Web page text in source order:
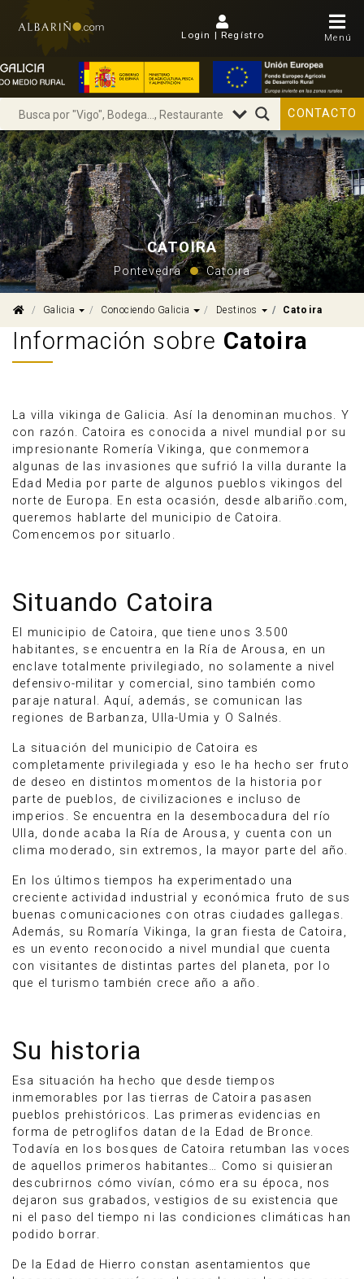
Login | Regístro Menú
CONTACTO
CATOIRA
Pontevedra Catoira
Galicia Dropdown
Conociendo Galicia Dropdown
Destinos Dropdown
Catoira
Información sobre Catoira
La villa vikinga de Galicia. Así la denominan muchos. Y
con razón. Catoira es conocida a nivel mundial por su
impresionante Romería Vikinga, que conmemora
algunas de las invasiones que sufrió la villa durante la
Edad Media por parte de algunos pueblos vikingos del
norte de Europa. En esta ocasión, desde albariño.com,
queremos hablarte del municipio de Catoira.
Comencemos por situarlo.
Situando Catoira
El municipio de Catoira, que tiene unos 3.500
habitantes, se encuentra en la Ría de Arousa, en un
enclave totalmente privilegiado, no solamente a nivel
defensivo-militar y comercial, sino también como
paraje natural. Aquí, además, se comunican las
regiones de Barbanza, Ulla-Umia y O Salnés.
La situación del municipio de Catoira es
completamente privilegiada y eso le ha hecho ser fruto
de deseo en distintos momentos de la historia por
parte de pueblos, de civilizaciones e incluso de
imperios. Se encuentra en la desembocadura del río
Ulla, donde acaba la Ría de Arousa, y cuenta con un
clima moderado, sin extremos, la mayor parte del año.
En los últimos tiempos ha experimentado una
creciente actividad industrial y económica fruto de sus
buenas comunicaciones con otras ciudades gallegas.
Además, su Romaría Vikinga, la gran fiesta de Catoira,
es un evento reconocido a nivel mundial que cuenta
con visitantes de distintas partes del planeta, por lo
que el turismo también crece año a año.
Su historia
Esa situación ha hecho que desde tiempos
inmemorables por las tierras de Catoira pasasen
pueblos prehistóricos. Las primeras evidencias en
forma de petroglifos datan de la Edad de Bronce.
Todavía en los bosques de Catoira retumban las voces
de aquellos primeros habitantes… Como si quisieran
descubrirnos cómo vivían, cómo era su época, nos
dejaron sus grabados, vestigios de su existencia que
ni el paso del tiempo ni las condiciones climáticas han
podido borrar.
De la Edad de Hierro constan asentamientos que